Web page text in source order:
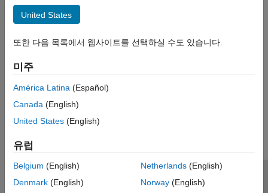
Phased Array System Toolbox
Phased Array System Toolbox 시작하기
응용 분야
빔포밍 및 도래각 추정
파형 설계 및 신호 합성
알고리즘 가속화 및 코드 생성
Radar Toolbox
Sensor Fusion and Tracking Toolbox
United States
또한 다음 목록에서 웹사이트를 선택하실 수도 있습니다.
미주
América Latina (Español)
Canada (English)
United States (English)
유럽
Belgium (English)
Denmark (English)
Netherlands(English)
Norway(English)
신뢰 센터 등록 상표 개인정보 취급방침
불법 복제 방지